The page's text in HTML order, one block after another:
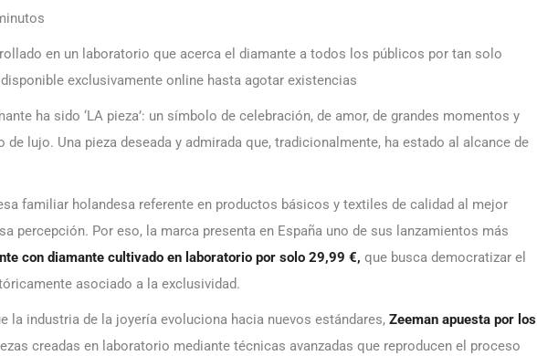
en un laboratorio que acerca el diamante a todos los públicos por tan solo
exclusivamente online hasta agotar existencias
ha sido ‘LA pieza’: un símbolo de celebración, de amor, de grandes momentos y
de lujo. Una pieza deseada y admirada que, tradicionalmente, ha estado al alcance de
familiar holandesa referente en productos básicos y textiles de calidad al mejor
percepción. Por eso, la marca presenta en España uno de sus lanzamientos más
con diamante cultivado en laboratorio por solo 29,99 €, que busca democratizar el
asociado a la exclusividad.
la industria de la joyería evoluciona hacia nuevos estándares, Zeeman apuesta por los
creadas en laboratorio mediante técnicas avanzadas que reproducen el proceso